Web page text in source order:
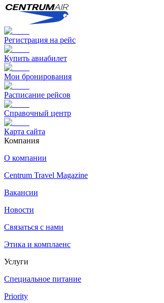
Регистрация на рейс
Купить авиабилет
Мои бронирования
Расписание рейсов
Справочный центр
Карта сайта
Компания
О компании
Centrum Travel Magazine
Вакансии
Новости
Связаться с нами
Этика и комплаенс
Услуги
Специальное питание
Priority